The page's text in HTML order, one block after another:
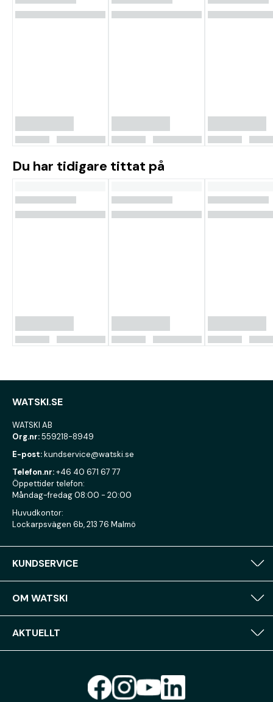
Du har tidigare tittat på
WATSKI.SE
WATSKI AB
Org.nr:559218-8949
E-post:kundservice@watski.se
Telefon.nr:+46 40 671 67 77
Öppettider telefon:
Måndag-fredag 08:00 - 20:00
Huvudkontor:
Lockarpsvägen 6b, 213 76 Malmö
KUNDSERVICE
OM WATSKI
AKTUELLT